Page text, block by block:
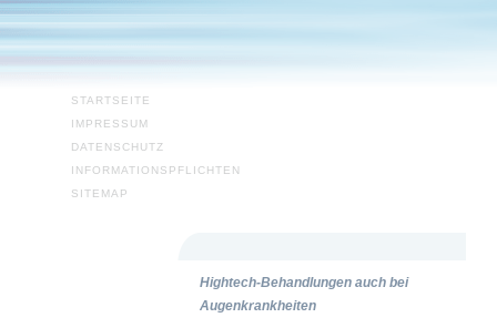
NAVIGATION
ÜBERSPRINGEN
STARTSEITE
IMPRESSUM
DATENSCHUTZ
INFORMATIONSPFLICHTEN
SITEMAP
Hightech-Behandlungen auch bei
Augenkrankheiten